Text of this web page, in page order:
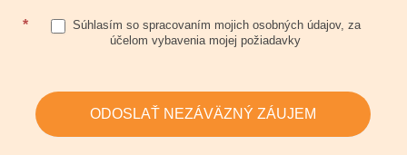
*
Súhlasím so spracovaním mojich osobných údajov, za
účelom vybavenia mojej požiadavky
ODOSLAŤ NEZÁVÄZNÝ ZÁUJEM